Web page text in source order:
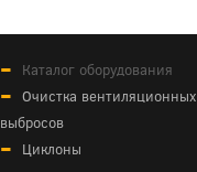
Каталог оборудования
Очистка вентиляционных
выбросов
Циклоны